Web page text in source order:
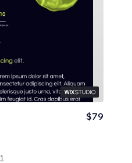
$79
1